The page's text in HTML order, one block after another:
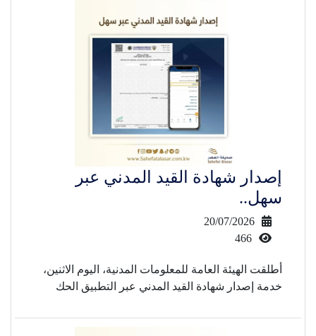
إصدار شهادة القيد المدني عبر
سهل..
20/07/2026
466
أطلقت الهيئة العامة للمعلومات المدنية، اليوم الاثنين،
خدمة إصدار شهادة القيد المدني عبر التطبيق الحك